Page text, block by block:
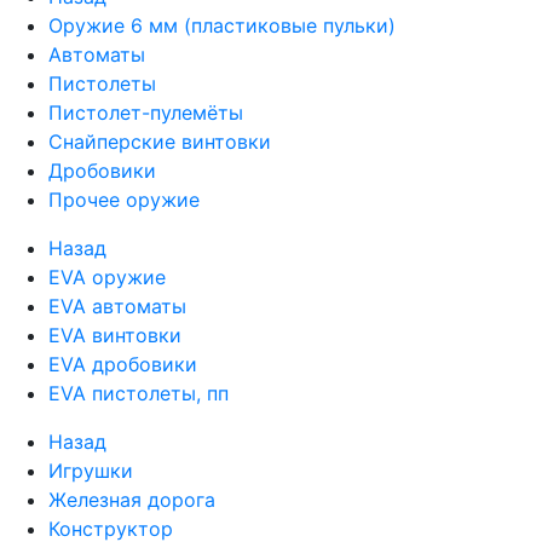
Оружие 6 мм (пластиковые пульки)
Автоматы
Пистолеты
Пистолет-пулемёты
Снайперские винтовки
Дробовики
Прочее оружие
Назад
EVA оружие
EVA автоматы
EVA винтовки
EVA дробовики
EVA пистолеты, пп
Назад
Игрушки
Железная дорога
Конструктор